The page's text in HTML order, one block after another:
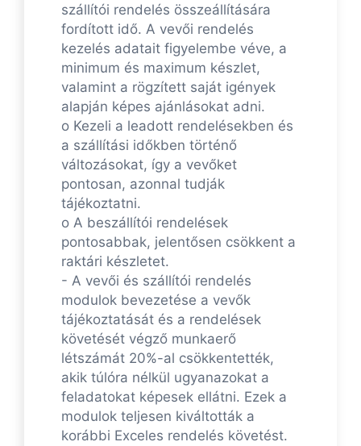
szállítói rendelés összeállítására
fordított idő. A vevői rendelés
kezelés adatait figyelembe véve, a
minimum és maximum készlet,
valamint a rögzített saját igények
alapján képes ajánlásokat adni.
o Kezeli a leadott rendelésekben és
a szállítási időkben történő
változásokat, így a vevőket
pontosan, azonnal tudják
tájékoztatni.
o A beszállítói rendelések
pontosabbak, jelentősen csökkent a
raktári készletet.
- A vevői és szállítói rendelés
modulok bevezetése a vevők
tájékoztatását és a rendelések
követését végző munkaerő
létszámát 20%-al csökkentették,
akik túlóra nélkül ugyanazokat a
feladatokat képesek ellátni. Ezek a
modulok teljesen kiváltották a
korábbi Exceles rendelés követést.